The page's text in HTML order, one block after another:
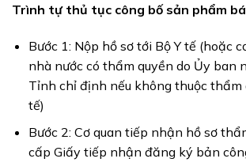
Trình tự thủ tục công bố sản phẩm
Bước 1: Nộp hồ sơ tới Bộ Y tế (hoặc
nhà nước có thẩm quyền do Ủy ban
Tỉnh chỉ định nếu không thuộc thẩm
tế)
Bước 2: Cơ quan tiếp nhận hồ sơ
cấp Giấy tiếp nhận đăng ký bản